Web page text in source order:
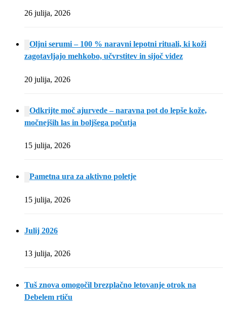
26 julija, 2026
Oljni serumi – 100 % naravni lepotni rituali, ki koži
zagotavljajo mehkobo, učvrstitev in sijoč videz
20 julija, 2026
Odkrijte moč ajurvede – naravna pot do lepše kože,
močnejših las in boljšega počutja
15 julija, 2026
Pametna ura za aktivno poletje
15 julija, 2026
Julij 2026
13 julija, 2026
Tuš znova omogočil brezplačno letovanje otrok na
Debelem rtiču